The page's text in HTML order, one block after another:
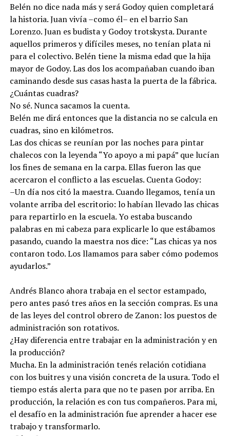
Belén no dice nada más y será Godoy quien completará
la historia. Juan vivía –como él– en el barrio San
Lorenzo. Juan es budista y Godoy trotskysta. Durante
aquellos primeros y difíciles meses, no tenían plata ni
para el colectivo. Belén tiene la misma edad que la hija
mayor de Godoy. Las dos los acompañaban cuando iban
caminando desde sus casas hasta la puerta de la fábrica.
¿Cuántas cuadras?
No sé. Nunca sacamos la cuenta.
Belén me dirá entonces que la distancia no se calcula en
cuadras, sino en kilómetros.
Las dos chicas se reunían por las noches para pintar
chalecos con la leyenda “Yo apoyo a mi papá” que lucían
los fines de semana en la carpa. Ellas fueron las que
acercaron el conflicto a las escuelas. Cuenta Godoy:
–Un día nos citó la maestra. Cuando llegamos, tenía un
volante arriba del escritorio: lo habían llevado las chicas
para repartirlo en la escuela. Yo estaba buscando
palabras en mi cabeza para explicarle lo que estábamos
pasando, cuando la maestra nos dice: “Las chicas ya nos
contaron todo. Los llamamos para saber cómo podemos
ayudarlos.”
Andrés Blanco ahora trabaja en el sector estampado,
pero antes pasó tres años en la sección compras. Es una
de las leyes del control obrero de Zanon: los puestos de
administración son rotativos.
¿Hay diferencia entre trabajar en la administración y en
la producción?
Mucha. En la administración tenés relación cotidiana
con los buitres y una visión concreta de la usura. Todo el
tiempo estás alerta para que no te pasen por arriba. En
producción, la relación es con tus compañeros. Para mi,
el desafío en la administración fue aprender a hacer ese
trabajo y transformarlo.